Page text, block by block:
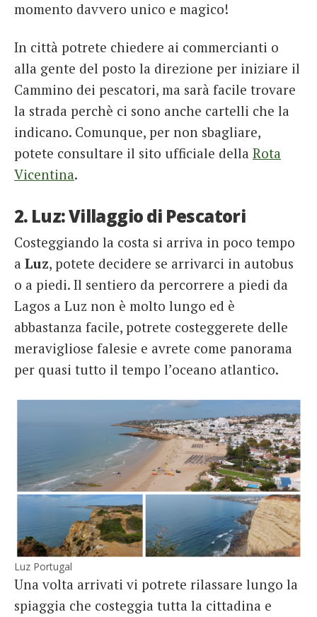
momento davvero unico e magico!
In città potrete chiedere ai commercianti o
alla gente del posto la direzione per iniziare il
Cammino dei pescatori, ma sarà facile trovare
la strada perchè ci sono anche cartelli che la
indicano. Comunque, per non sbagliare,
potete consultare il sito ufficiale della Rota
Vicentina.
2. Luz: Villaggio di Pescatori
Costeggiando la costa si arriva in poco tempo
a Luz, potete decidere se arrivarci in autobus
o a piedi. Il sentiero da percorrere a piedi da
Lagos a Luz non è molto lungo ed è
abbastanza facile, potrete costeggerete delle
meravigliose falesie e avrete come panorama
per quasi tutto il tempo l’oceano atlantico.
Luz Portugal
Una volta arrivati vi potrete rilassare lungo la
spiaggia che costeggia tutta la cittadina e